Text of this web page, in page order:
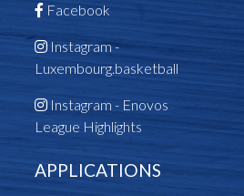
Facebook
Instagram -
Luxembourg.basketball
Instagram - Enovos
League Highlights
APPLICATIONS